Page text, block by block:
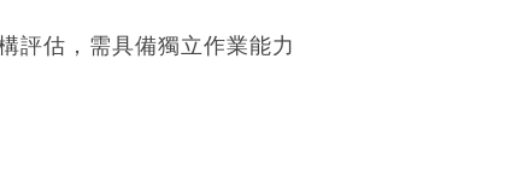
評估，需具備獨立作業能力